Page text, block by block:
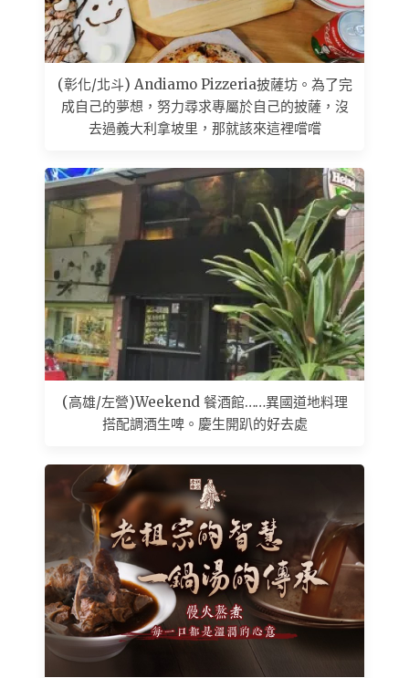
(彰化/北斗) Andiamo Pizzeria披薩坊。為了完
成自己的夢想，努力尋求專屬於自己的披薩，沒
去過義大利拿坡里，那就該來這裡嚐嚐
(高雄/左營)Weekend 餐酒館……異國道地料理
搭配調酒生啤。慶生開趴的好去處